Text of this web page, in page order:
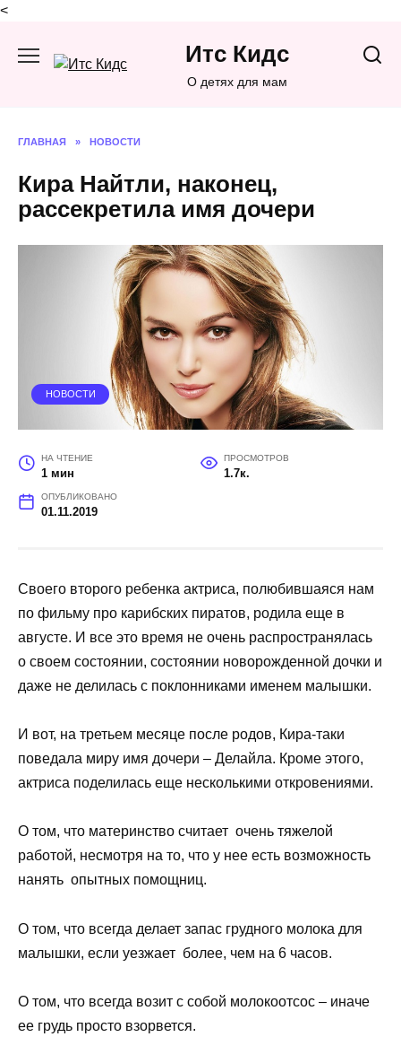
<
содержанию
Итс Кидс
О детях для мам
ГЛАВНАЯ » НОВОСТИ
Кира Найтли, наконец,
рассекретила имя дочери
НОВОСТИ
НА ЧТЕНИЕ
1 мин
ПРОСМОТРОВ
1.7к.
ОПУБЛИКОВАНО
01.11.2019
Своего второго ребенка актриса, полюбившаяся нам
по фильму про карибских пиратов, родила еще в
августе. И все это время не очень распространялась
о своем состоянии, состоянии новорожденной дочки и
даже не делилась с поклонниками именем малышки.
И вот, на третьем месяце после родов, Кира-таки
поведала миру имя дочери – Делайла. Кроме этого,
актриса поделилась еще несколькими откровениями.
О том, что материнство считает очень тяжелой
работой, несмотря на то, что у нее есть возможность
нанять опытных помощниц.
О том, что всегда делает запас грудного молока для
малышки, если уезжает более, чем на 6 часов.
О том, что всегда возит с собой молокоотсос – иначе
ее грудь просто взорвется.